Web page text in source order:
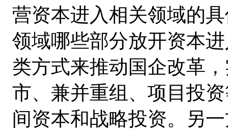
营资本进入相关领域的
领域哪些部分放开资本
类方式来推动国企改革
市、兼并重组、项目投
间资本和战略投资。另